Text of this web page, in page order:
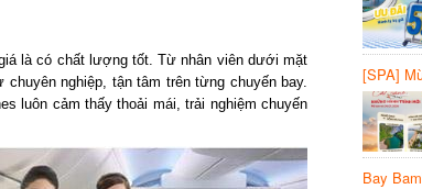
là có chất lượng tốt. Từ nhân viên dưới mặt
nghiệp, tận tâm trên từng chuyến bay.
luôn cảm thấy thoải mái, trải nghiệm chuyến
[SPA]
20%
Bay